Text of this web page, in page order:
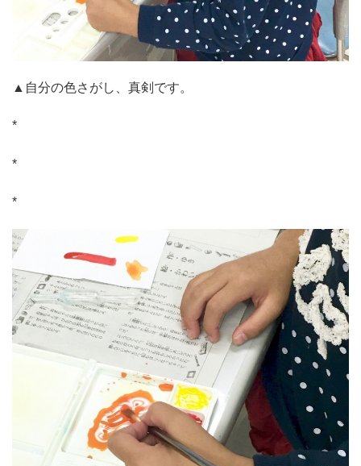
▲自分の色さがし、真剣です。
*
*
*